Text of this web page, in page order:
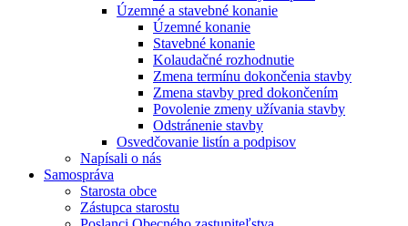
Územné a stavebné konanie
Územné konanie
Stavebné konanie
Kolaudačné rozhodnutie
Zmena termínu dokončenia stavby
Zmena stavby pred dokončením
Povolenie zmeny užívania stavby
Odstránenie stavby
Osvedčovanie listín a podpisov
Napísali o nás
Samospráva
Starosta obce
Zástupca starostu